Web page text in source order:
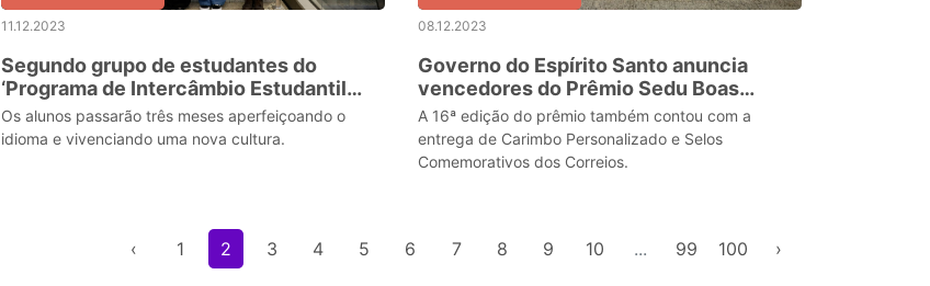
11.12.2023
Segundo grupo de estudantes do
‘Programa de Intercâmbio Estudantil
2023’ embarca para o Canadá
Os alunos passarão três meses aperfeiçoando o
idioma e vivenciando uma nova cultura.
08.12.2023
Governo do Espírito Santo anuncia
vencedores do Prêmio Sedu Boas
Práticas na Educação 2023
A 16ª edição do prêmio também contou com a
entrega de Carimbo Personalizado e Selos
Comemorativos dos Correios.
‹ 1 2 3 4 5 6 7 8 9 10 ... 99 100 ›